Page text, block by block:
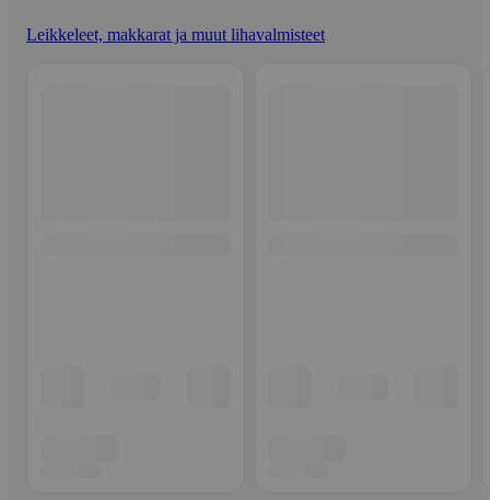
Leikkeleet, makkarat ja muut lihavalmisteet